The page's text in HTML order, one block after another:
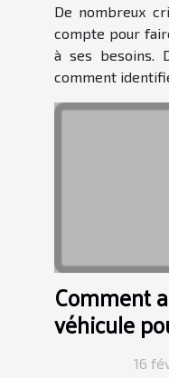
De nombreux
compte pour
à ses besoins.
comment
Comment
véhicule
impact 16